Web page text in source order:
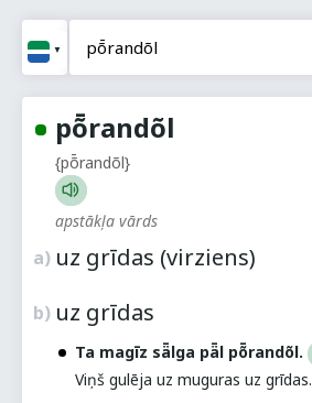
pȭrandõl
{pȭrandõl}
apstākļa vārds
a) uz grīdas (virziens)
b) uz grīdas
Ta magīz sǟlga pǟl pȭrandõl.
Viņš gulēja uz muguras uz grīdas.